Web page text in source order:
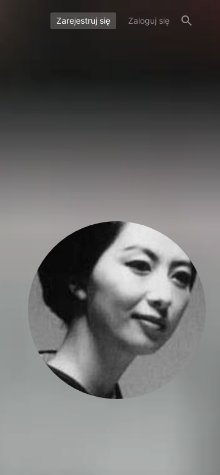
Zarejestruj się Zaloguj się